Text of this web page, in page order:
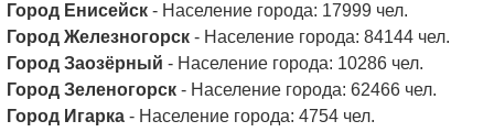
Город Енисейск - Население города: 17999 чел.
Город Железногорск - Население города: 84144 чел.
Город Заозёрный - Население города: 10286 чел.
Город Зеленогорск - Население города: 62466 чел.
Город Игарка - Население города: 4754 чел.